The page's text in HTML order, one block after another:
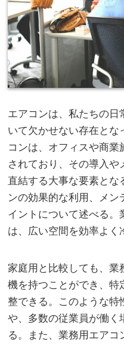
エアコンは、私たちの日
いて欠かせない存在とな
コンは、オフィスや商業
されており、その導入や
直結する大事な要素とな
ンの効果的な利用、メ
イントについて述べる。
は、広い空間を効率よく
家庭用と比較しても、業
機を持つことができ、特
整できる。このような特
や、多数の従業員が働く
る。また、業務用エア